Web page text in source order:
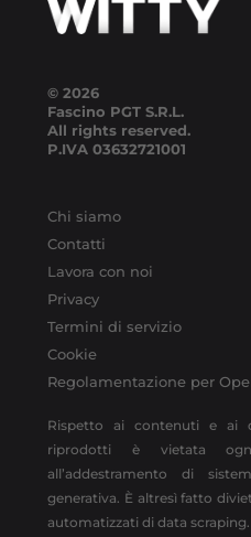
© 2026
Fascino PGT S.R.L.
All rights reserved.
P.IVA 03632721001
Chi siamo
Contatti
Lavora con noi
Privacy
Termini di servizio
Cookie
Regolamentazione per
Rispetto ai contenuti e ai
riprodotti è vietata ogni
all’addestramento di
generativa. È altresì fatto
automatizzati di data scraping.